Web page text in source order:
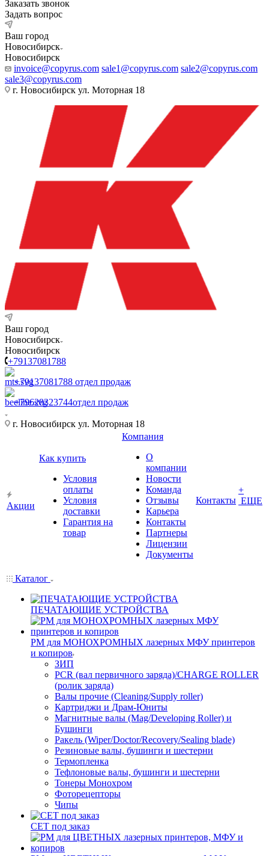
Заказать звонок
Задать вопрос
Ваш город
Новосибирск
Новосибирск
invoice@copyrus.com sale1@copyrus.com sale2@copyrus.com
sale3@copyrus.com
г. Новосибирск ул. Моторная 18
Ваш город
Новосибирск
Новосибирск
+79137081788
+79137081788 отдел продаж
+79628323744отдел продаж
г. Новосибирск ул. Моторная 18
Акции
Как купить
Условия
оплаты
Условия
доставки
Гарантия на
товар
Компания
О
компании
Новости
Команда
Отзывы
Карьера
Контакты
Партнеры
Лицензии
Документы
Контакты
+
ЕЩЕ
Каталог
ПЕЧАТАЮЩИЕ УСТРОЙСТВА
РМ для МОНОХРОМНЫХ лазерных МФУ принтеров
и копиров
ЗИП
PCR (вал первичного заряда)/CHARGE ROLLER
(ролик заряда)
Валы прочие (Cleaning/Supply roller)
Картриджи и Драм-Юниты
Магнитные валы (Mag/Developing Roller) и
Бушинги
Ракель (Wiper/Doctor/Recovery/Sealing blade)
Резиновые валы, бушинги и шестерни
Термопленка
Тефлоновые валы, бушинги и шестерни
Тонеры Монохром
Фоторецепторы
Чипы
CET под заказ